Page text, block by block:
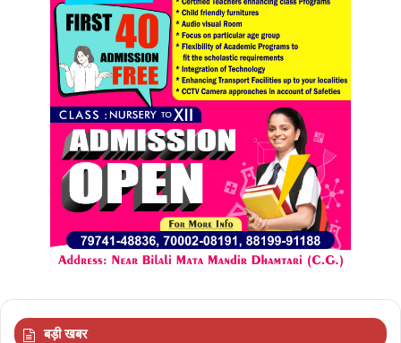
बड़ी खबर